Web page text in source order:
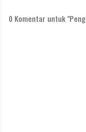
0 Komentar untuk